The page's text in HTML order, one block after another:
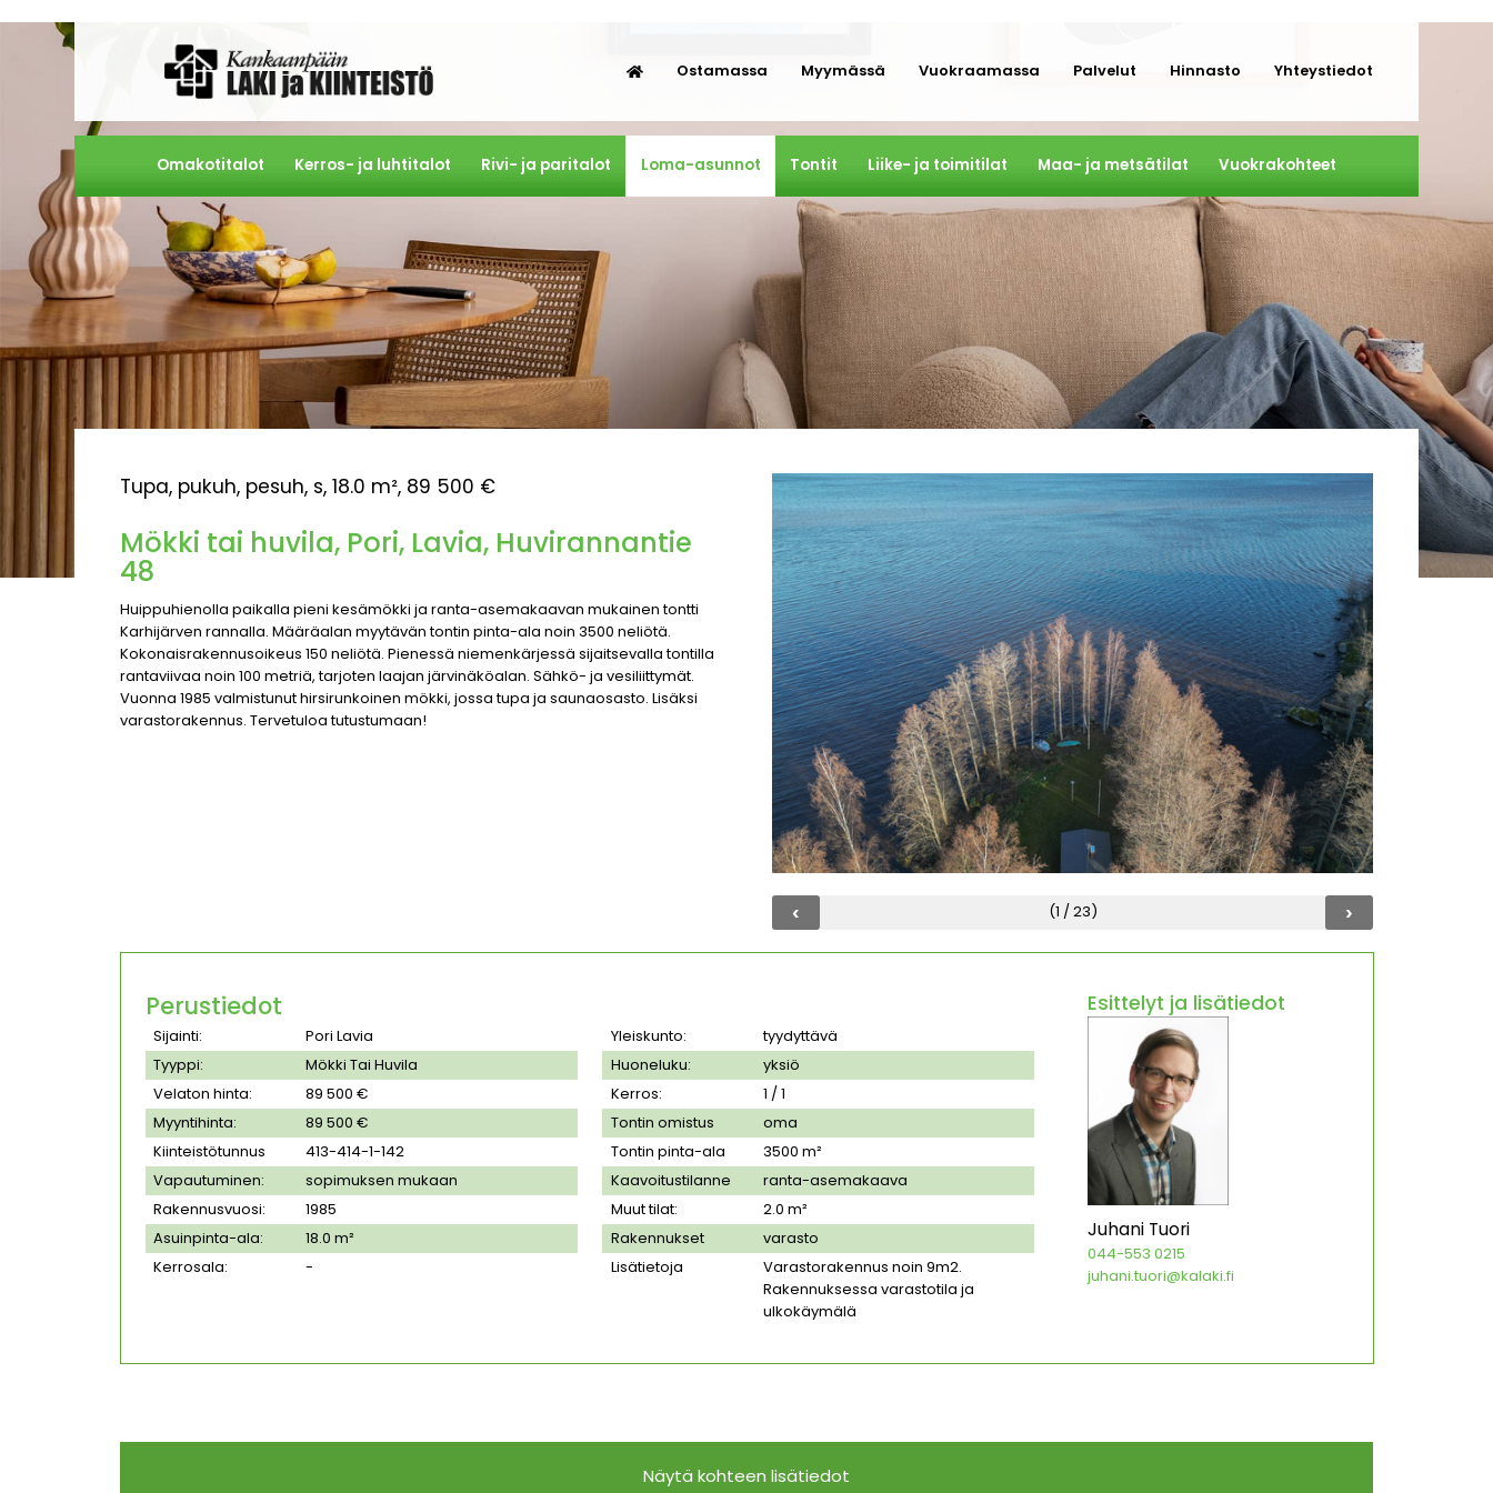
Ostamassa Myymässä Vuokraamassa Palvelut Hinnasto Yhteystiedot
Omakotitalot Kerros- ja luhtitalot Rivi- ja paritalot Loma-asunnot Tontit Liike- ja toimitilat Maa- ja metsätilat Vuokrakohteet
‹ (1 / 23) ›
Tupa, pukuh, pesuh, s, 18.0 m², 89 500 €
Mökki tai huvila, Pori, Lavia, Huvirannantie
48
Huippuhienolla paikalla pieni kesämökki ja ranta-asemakaavan mukainen tontti
Karhijärven rannalla. Määräalan myytävän tontin pinta-ala noin 3500 neliötä.
Kokonaisrakennusoikeus 150 neliötä. Pienessä niemenkärjessä sijaitsevalla tontilla
rantaviivaa noin 100 metriä, tarjoten laajan järvinäköalan. Sähkö- ja vesiliittymät.
Vuonna 1985 valmistunut hirsirunkoinen mökki, jossa tupa ja saunaosasto. Lisäksi
varastorakennus. Tervetuloa tutustumaan!
Perustiedot
Sijainti:
Pori Lavia
Tyyppi:
Mökki Tai Huvila
Velaton hinta:
89 500 €
Myyntihinta:
89 500 €
Kiinteistötunnus
413-414-1-142
Vapautuminen:
sopimuksen mukaan
Rakennusvuosi:
1985
Asuinpinta-ala:
18.0 m²
Kerrosala:
-
Yleiskunto:
tyydyttävä
Huoneluku:
yksiö
Kerros:
1 / 1
Tontin omistus
oma
Tontin pinta-ala
3500 m²
Kaavoitustilanne
ranta-asemakaava
Muut tilat:
2.0 m²
Rakennukset
varasto
Lisätietoja
Varastorakennus noin 9m2.
Rakennuksessa varastotila ja
ulkokäymälä
Esittelyt ja lisätiedot
Juhani Tuori
044-553 0215
juhani.tuori@kalaki.fi
Näytä kohteen lisätiedot